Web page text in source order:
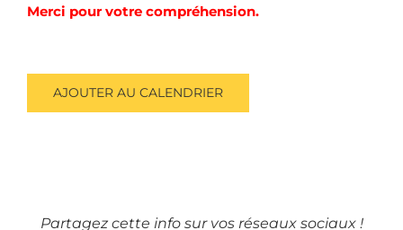
Merci pour votre compréhension.
AJOUTER AU CALENDRIER
Partagez cette info sur vos réseaux sociaux !